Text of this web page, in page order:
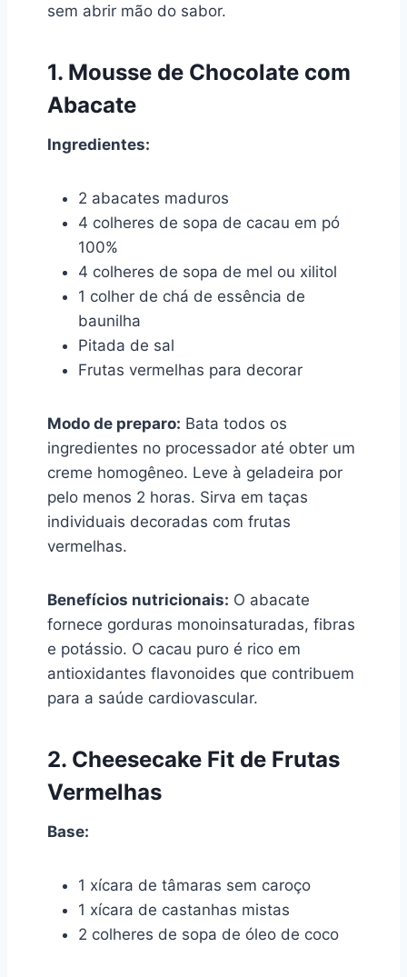
sem abrir mão do sabor.
1. Mousse de Chocolate com
Abacate
Ingredientes:
2 abacates maduros
4 colheres de sopa de cacau em pó
100%
4 colheres de sopa de mel ou xilitol
1 colher de chá de essência de
baunilha
Pitada de sal
Frutas vermelhas para decorar
Modo de preparo: Bata todos os
ingredientes no processador até obter um
creme homogêneo. Leve à geladeira por
pelo menos 2 horas. Sirva em taças
individuais decoradas com frutas
vermelhas.
Benefícios nutricionais: O abacate
fornece gorduras monoinsaturadas, fibras
e potássio. O cacau puro é rico em
antioxidantes flavonoides que contribuem
para a saúde cardiovascular.
2. Cheesecake Fit de Frutas
Vermelhas
Base:
1 xícara de tâmaras sem caroço
1 xícara de castanhas mistas
2 colheres de sopa de óleo de coco